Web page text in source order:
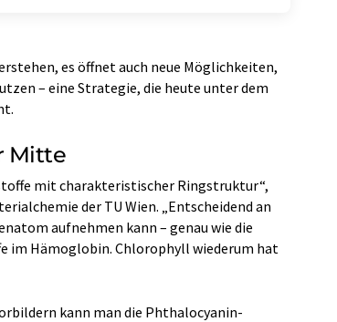
es öffnet auch neue Möglichkeiten,
– eine Strategie, die heute unter dem
Mitte
mit charakteristischer Ringstruktur“,
der TU Wien. „Entscheidend an
aufnehmen kann – genau wie die
im Hämoglobin. Chlorophyll wiederum hat
kann man die Phthalocyanin-